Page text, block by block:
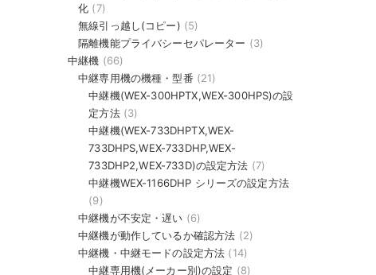
化 (7)
無線引っ越し(コピー) (5)
隔離機能プライバシーセパレーター (3)
中継機 (66)
中継専用機の機種・型番 (21)
中継機(WEX-300HPTX,WEX-300HPS)の設
定方法(3)
中継機(WEX-733DHPTX,WEX-
733DHPS,WEX-733DHP,WEX-
733DHP2,WEX-733D)の設定方法 (7)
中継機WEX-1166DHP シリーズの設定方法
(9)
中継機が不安定・遅い (6)
中継機が動作しているか確認方法 (2)
中継機・中継モードの設定方法 (14)
中継専用機(メーカー別)の設定 (8)